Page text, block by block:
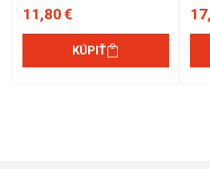
11,80 €
KÚPIŤ